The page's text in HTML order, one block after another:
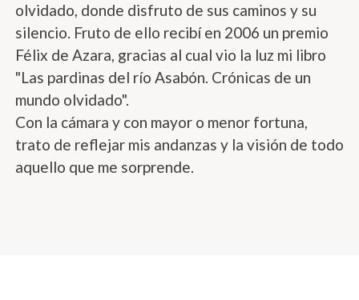
olvidado, donde disfruto de sus caminos y su
silencio. Fruto de ello recibí en 2006 un premio
Félix de Azara, gracias al cual vio la luz mi libro
"Las pardinas del río Asabón. Crónicas de un
mundo olvidado".
Con la cámara y con mayor o menor fortuna,
trato de reflejar mis andanzas y la visión de todo
aquello que me sorprende.